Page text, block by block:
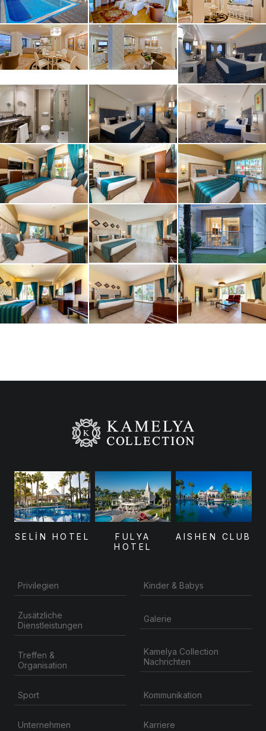
SELİN HOTEL
FULYA
HOTEL
AISHEN CLUB
Privilegien
Zusätzliche
Dienstleistungen
Treffen &
Organisation
Sport
Kinder & Babys
Galerie
Kamelya Collection
Nachrichten
Kommunikation
Unternehmen Karriere